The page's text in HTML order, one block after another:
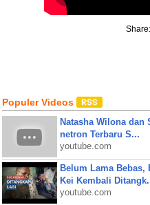
Share:
Populer Videos
Natasha Wilona
netron Terbaru S...
youtube.com
Belum Lama Bebas,
Kei Kembali
youtube.com